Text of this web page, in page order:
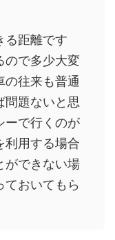
る距離です
ので多少大変
の往来も普通
問題ないと思
ーで行くのが
利用する場合
ができない場
おいてもら